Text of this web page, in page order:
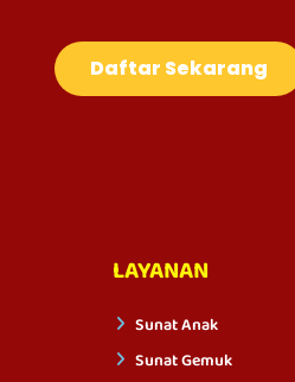
Daftar Sekarang
LAYANAN
Sunat Anak
Sunat Gemuk